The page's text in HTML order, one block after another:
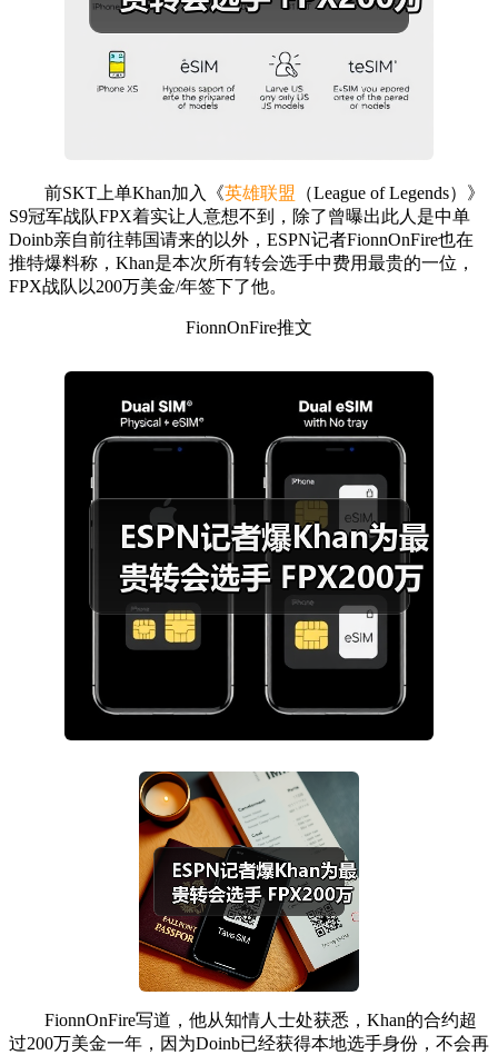
前SKT上单Khan加入《英雄联盟 （League of Legends）》
S9冠军战队FPX着实让人意想不到，除了曾曝出此人是中单
Doinb亲自前往韩国请来的以外，ESPN记者FionnOnFire也在
推特爆料称，Khan是本次所有转会选手中费用最贵的一位，
FPX战队以200万美金/年签下了他。
FionnOnFire推文
FionnOnFire写道，他从知情人士处获悉，Khan的合约超
过200万美金一年，因为Doinb已经获得本地选手身份，不会再